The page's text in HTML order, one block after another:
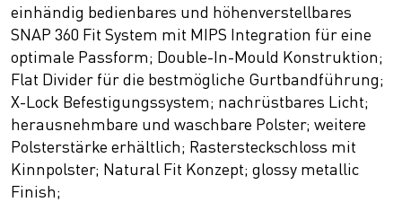
einhändig bedienbares und höhenverstellbares
SNAP 360 Fit System mit MIPS Integration für eine
optimale Passform; Double-In-Mould Konstruktion;
Flat Divider für die bestmögliche Gurtbandführung;
X-Lock Befestigungssystem; nachrüstbares Licht;
herausnehmbare und waschbare Polster; weitere
Polsterstärke erhältlich; Rastersteckschloss mit
Kinnpolster; Natural Fit Konzept; glossy metallic
Finish;